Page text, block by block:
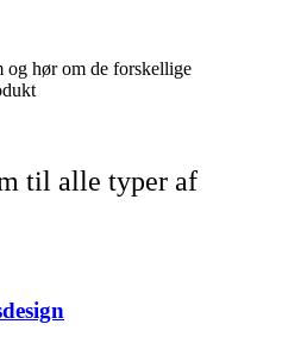
hør om de forskellige
til alle typer af